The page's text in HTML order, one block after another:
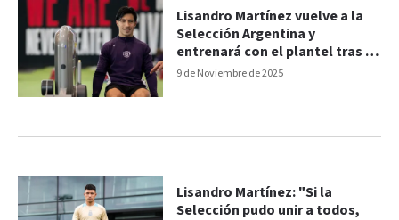
9 de Noviembre de 2025
Lisandro Martínez vuelve a la
Selección Argentina y
entrenará con el plantel tras la
lesión
Lisandro Martínez: "Si la
Selección pudo unir a todos,